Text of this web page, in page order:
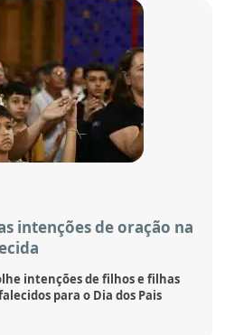
intenções de oração na
intenções de filhos e filhas
para o Dia dos Pais